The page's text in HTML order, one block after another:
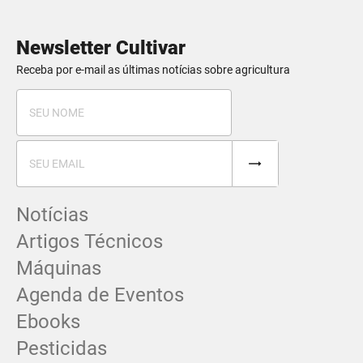
Newsletter Cultivar
Receba por e-mail as últimas notícias sobre agricultura
Notícias
Artigos Técnicos
Máquinas
Agenda de Eventos
Ebooks
Pesticidas